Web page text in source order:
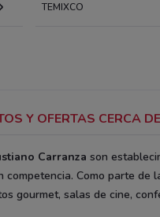
TEMIXCO
Y OFERTAS CERCA
Carranza son
competencia. Como parte de
gourmet, salas de cine,